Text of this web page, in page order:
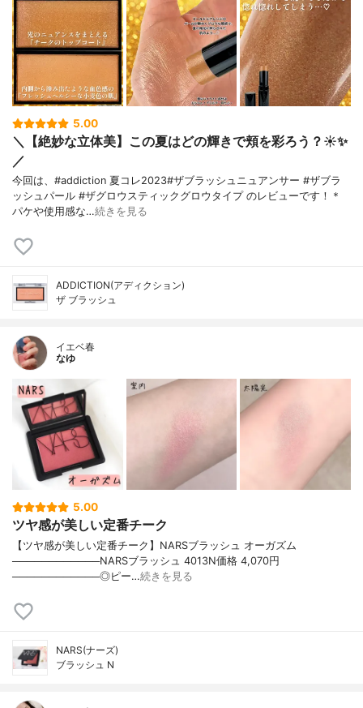
5.00
＼【絶妙な立体美】この夏はどの輝きで頬を彩ろう？☀️✨
／
今回は、#addiction 夏コレ2023#ザブラッシュニュアンサー #ザブラ
ッシュパール #ザグロウスティックグロウタイプ のレビューです！＊
パケや使用感な…続きを見る
ADDICTION(アディクション)
ザ ブラッシュ
イエベ春
なゆ
5.00
ツヤ感が美しい定番チーク
【ツヤ感が美しい定番チーク】NARSブラッシュ オーガズム
────────────NARSブラッシュ 4013N価格 4,070円
────────────◎ピー…続きを見る
NARS(ナーズ)
ブラッシュ N